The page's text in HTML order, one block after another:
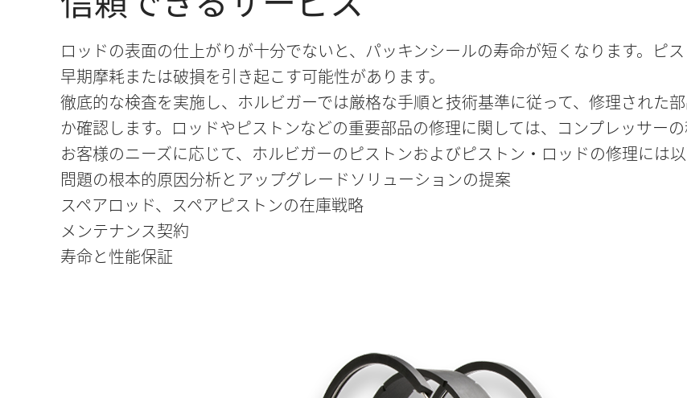
ロッドの表面の仕上がりが十分でないと、パッキンシールの寿命が短くなります。ピ
早期摩耗または破損を引き起こす可能性があります。
徹底的な検査を実施し、ホルビガーでは厳格な手順と技術基準に従って、修理された
か確認します。ロッドやピストンなどの重要部品の修理に関しては、コンプレッサー
お客様のニーズに応じて、ホルビガーのピストンおよびピストン・ロッドの修理には
問題の根本的原因分析とアップグレードソリューションの提案
スペアロッド、スペアピストンの在庫戦略
メンテナンス契約
寿命と性能保証